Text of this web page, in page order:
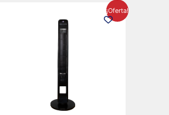
¡Oferta!
original
era:
precio
actual